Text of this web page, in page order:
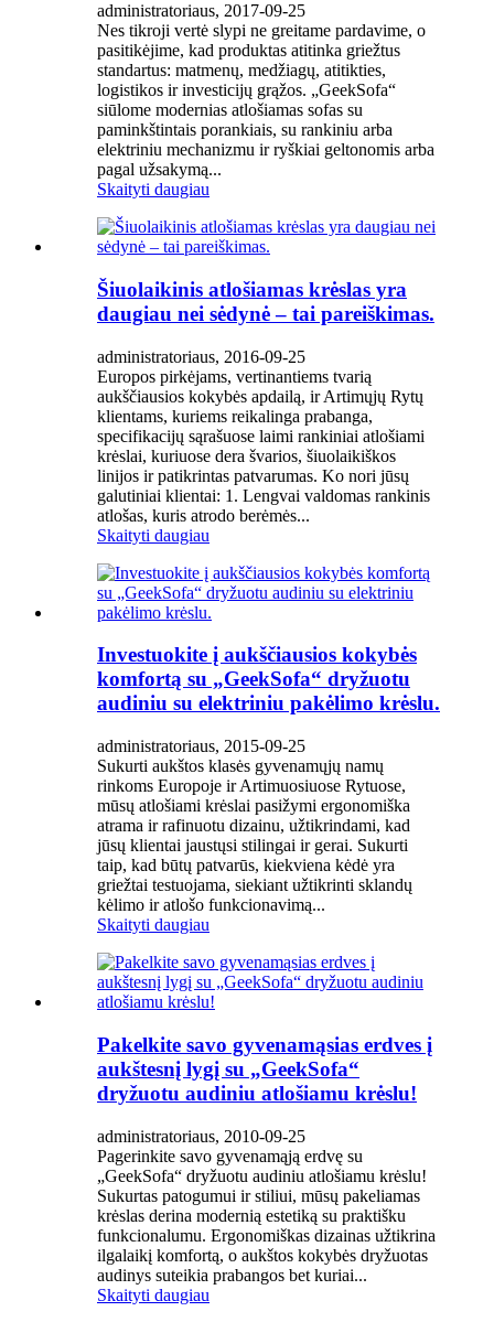
administratoriaus, 2017-09-25
Nes tikroji vertė slypi ne greitame pardavime, o
pasitikėjime, kad produktas atitinka griežtus
standartus: matmenų, medžiagų, atitikties,
logistikos ir investicijų grąžos. „GeekSofa“
siūlome modernias atlošiamas sofas su
paminkštintais porankiais, su rankiniu arba
elektriniu mechanizmu ir ryškiai geltonomis arba
pagal užsakymą...
Skaityti daugiau
Šiuolaikinis atlošiamas krėslas yra
daugiau nei sėdynė – tai pareiškimas.
administratoriaus, 2016-09-25
Europos pirkėjams, vertinantiems tvarią
aukščiausios kokybės apdailą, ir Artimųjų Rytų
klientams, kuriems reikalinga prabanga,
specifikacijų sąrašuose laimi rankiniai atlošiami
krėslai, kuriuose dera švarios, šiuolaikiškos
linijos ir patikrintas patvarumas. Ko nori jūsų
galutiniai klientai: 1. Lengvai valdomas rankinis
atlošas, kuris atrodo berėmės...
Skaityti daugiau
Investuokite į aukščiausios kokybės
komfortą su „GeekSofa“ dryžuotu
audiniu su elektriniu pakėlimo krėslu.
administratoriaus, 2015-09-25
Sukurti aukštos klasės gyvenamųjų namų
rinkoms Europoje ir Artimuosiuose Rytuose,
mūsų atlošiami krėslai pasižymi ergonomiška
atrama ir rafinuotu dizainu, užtikrindami, kad
jūsų klientai jaustųsi stilingai ir gerai. Sukurti
taip, kad būtų patvarūs, kiekviena kėdė yra
griežtai testuojama, siekiant užtikrinti sklandų
kėlimo ir atlošo funkcionavimą...
Skaityti daugiau
Pakelkite savo gyvenamąsias erdves į
aukštesnį lygį su „GeekSofa“
dryžuotu audiniu atlošiamu krėslu!
administratoriaus, 2010-09-25
Pagerinkite savo gyvenamąją erdvę su
„GeekSofa“ dryžuotu audiniu atlošiamu krėslu!
Sukurtas patogumui ir stiliui, mūsų pakeliamas
krėslas derina modernią estetiką su praktišku
funkcionalumu. Ergonomiškas dizainas užtikrina
ilgalaikį komfortą, o aukštos kokybės dryžuotas
audinys suteikia prabangos bet kuriai...
Skaityti daugiau